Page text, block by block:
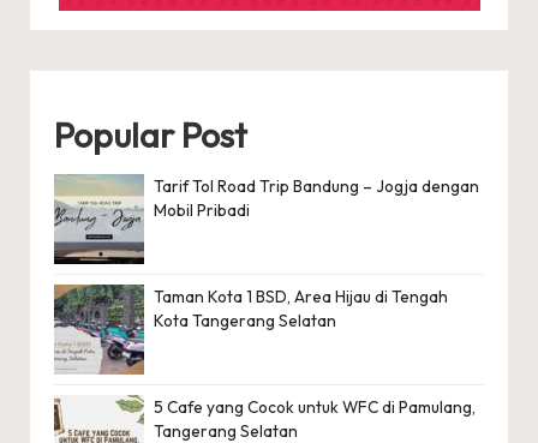
Popular Post
Tarif Tol Road Trip Bandung – Jogja dengan
Mobil Pribadi
Taman Kota 1 BSD, Area Hijau di Tengah
Kota Tangerang Selatan
5 Cafe yang Cocok untuk WFC di Pamulang,
Tangerang Selatan